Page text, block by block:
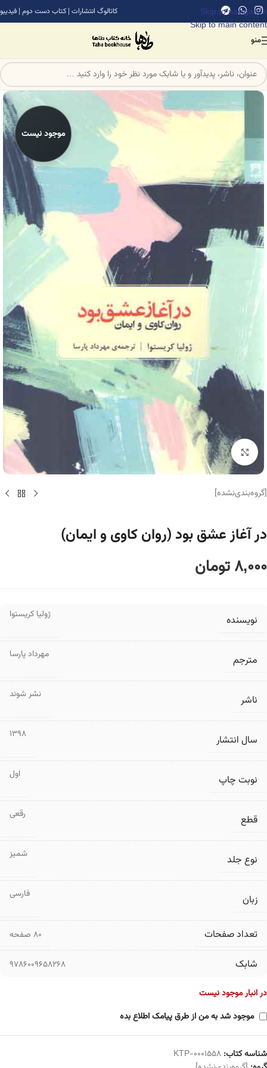
Skip to navigation
Skip to main content
کاتالوگ انتشارات | کتاب دست دوم | فیدیبو
منو
موجود نیست
برای بزرگنمایی کلیک کنید
[گروه‌بندی‌نشده]
در آغاز عشق بود (روان کاوی و ایمان)
8,000تومان
نویسنده ژولیا کریستوا
مترجم مهرداد پارسا
ناشر نشر شوند
سال انتشار 1398
نوبت چاپ اول
قطع رقعی
نوع جلد شمیز
زبان فارسی
تعداد صفحات ۸۰ صفحه
شابک 9786009658268
در انبار موجود نیست
موجود شد به من از طرق پیامک اطلاع بده
شناسه کتاب: KTP-0001558